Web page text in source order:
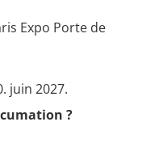
Expo Porte de
juin 2027.
?